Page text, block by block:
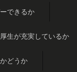
できるか
生が充実しているか
どうか